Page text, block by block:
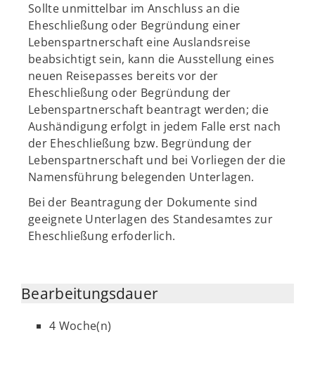
Sollte unmittelbar im Anschluss an die
Eheschließung oder Begründung einer
Lebenspartnerschaft eine Auslandsreise
beabsichtigt sein, kann die Ausstellung eines
neuen Reisepasses bereits vor der
Eheschließung oder Begründung der
Lebenspartnerschaft beantragt werden; die
Aushändigung erfolgt in jedem Falle erst nach
der Eheschließung bzw. Begründung der
Lebenspartnerschaft und bei Vorliegen der die
Namensführung belegenden Unterlagen.
Bei der Beantragung der Dokumente sind
geeignete Unterlagen des Standesamtes zur
Eheschließung erfoderlich.
Bearbeitungsdauer
4 Woche(n)